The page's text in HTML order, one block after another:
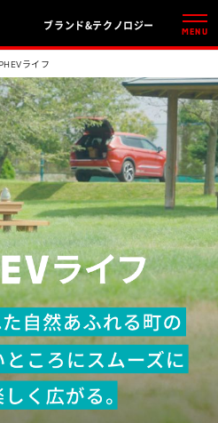
ブランド&テクノロジー
MENU
ライフ